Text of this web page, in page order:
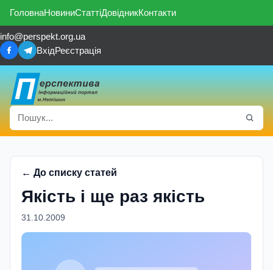
ГоловнаНовиниСтаттіДовідникКонтакти
info@perspekt.org.ua
ВхідРеєстрація
← До списку статей
Якість і ще раз якість
31.10.2009